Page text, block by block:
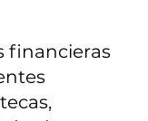
financieras